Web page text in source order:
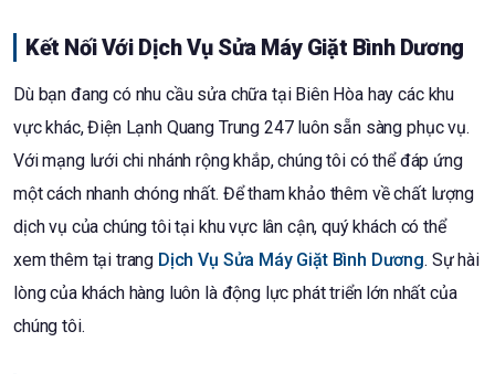
Kết Nối Với Dịch Vụ Sửa Máy Giặt Bình Dương
Dù bạn đang có nhu cầu sửa chữa tại Biên Hòa hay các khu
vực khác, Điện Lạnh Quang Trung 247 luôn sẵn sàng phục vụ.
Với mạng lưới chi nhánh rộng khắp, chúng tôi có thể đáp ứng
một cách nhanh chóng nhất. Để tham khảo thêm về chất lượng
dịch vụ của chúng tôi tại khu vực lân cận, quý khách có thể
xem thêm tại trang Dịch Vụ Sửa Máy Giặt Bình Dương. Sự hài
lòng của khách hàng luôn là động lực phát triển lớn nhất của
chúng tôi.